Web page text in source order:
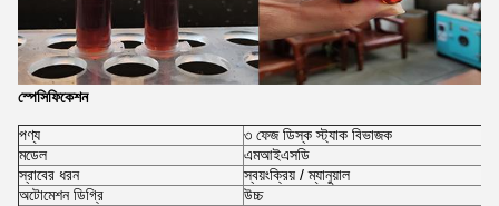
স্পেসিফিকেশন
পণ্য
৩ ফেজ ডিস্ক স্ট্যাক বিভাজক
মডেল
এমআইএসডি
স্রাবের ধরন
স্বয়ংক্রিয় / ম্যানুয়াল
অটোমেশন ডিগ্রি
উচ্চ